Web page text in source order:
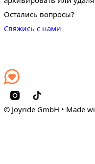
Остались вопросы?
Свяжись с нами
© Joyride GmbH • Made